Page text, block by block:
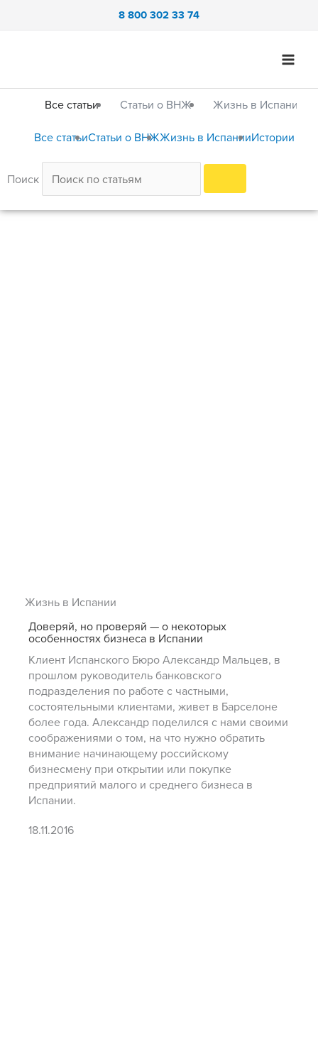
8 800 302 33 74
Все статьи Статьи о ВНЖ Жизнь в Испании
Все статьиСтатьи о ВНЖЖизнь в ИспанииИстории
Поиск
Жизнь в Испании
Доверяй, но проверяй — о некоторых
особенностях бизнеса в Испании
Клиент Испанского Бюро Александр Мальцев, в
прошлом руководитель банковского
подразделения по работе с частными,
состоятельными клиентами, живет в Барселоне
более года. Александр поделился с нами своими
соображениями о том, на что нужно обратить
внимание начинающему российскому
бизнесмену при открытии или покупке
предприятий малого и среднего бизнеса в
Испании.
18.11.2016